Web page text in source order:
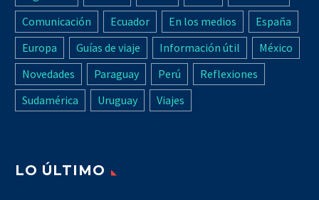
Comunicación
Ecuador En los medios
España
Europa
Guías de viaje Información útil
México
Novedades
Paraguay Perú
Reflexiones
Sudamérica
Uruguay Viajes
LO ÚLTIMO